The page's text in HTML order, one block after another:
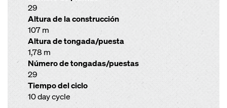
29
Altura de la construcción
107 m
Altura de tongada/puesta
1,78 m
Número de tongadas/puestas
29
Tiempo del ciclo
10 day cycle